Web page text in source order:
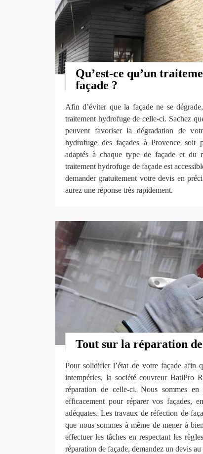
Qu’est-ce qu’un
façade ?
Afin d’éviter que la façade ne se
traitement hydrofuge de celle-ci. Sachez
peuvent favoriser la dégradation de
hydrofuge des façades à Provence soit
adaptés à chaque type de façade et du
traitement hydrofuge de façade est
demander gratuitement votre devis en
aurez une réponse très rapidement.
Tout sur la réparation
Pour solidifier l’état de votre façade afin
intempéries, la société couvreur BatiPro
réparation de celle-ci. Nous sommes en
efficacement pour réparer vos façades,
adéquates. Les travaux de réfection de
que nous sommes à même de mener à
effectuer les tâches en respectant les
réparation de façade, demandez un devis au